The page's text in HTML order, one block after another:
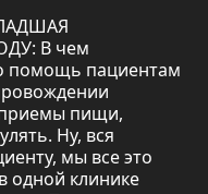
В чем
помощь пациентам
пищи,
Ну, вся
мы все это
одной клинике